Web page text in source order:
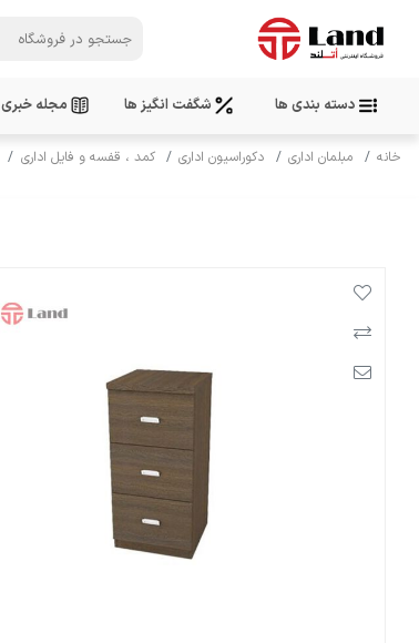
دسته بندی ها شگفت انگیز ها مجله خبری
خانه مبلمان اداری دکوراسیون اداری کمد ، قفسه و فایل اداری